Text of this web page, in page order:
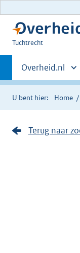
U
hier:
Tuchtrecht
Primaire
navigatie
Andere
sites
binnen
Overheid.nl
U bent hier: Home
Terug naar